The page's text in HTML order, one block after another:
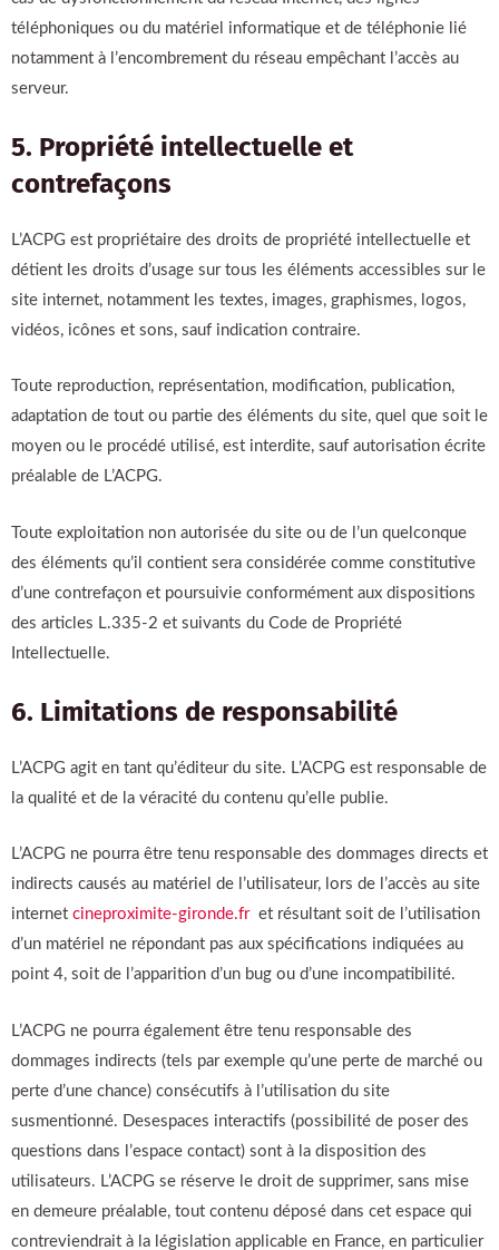
téléphoniques ou du matériel informatique et de téléphonie lié
notamment à l’encombrement du réseau empêchant l’accès au
serveur.
5. Propriété intellectuelle et
contrefaçons
L’ACPG est propriétaire des droits de propriété intellectuelle et
détient les droits d’usage sur tous les éléments accessibles sur le
site internet, notamment les textes, images, graphismes, logos,
vidéos, icônes et sons, sauf indication contraire.
Toute reproduction, représentation, modification, publication,
adaptation de tout ou partie des éléments du site, quel que soit le
moyen ou le procédé utilisé, est interdite, sauf autorisation écrite
préalable de L’ACPG.
Toute exploitation non autorisée du site ou de l’un quelconque
des éléments qu’il contient sera considérée comme constitutive
d’une contrefaçon et poursuivie conformément aux dispositions
des articles L.335-2 et suivants du Code de Propriété
Intellectuelle.
6. Limitations de responsabilité
L’ACPG agit en tant qu’éditeur du site. L’ACPG est responsable de
la qualité et de la véracité du contenu qu’elle publie.
L’ACPG ne pourra être tenu responsable des dommages directs et
indirects causés au matériel de l’utilisateur, lors de l’accès au site
internet cineproximite-gironde.fret résultant soit de l’utilisation
d’un matériel ne répondant pas aux spécifications indiquées au
point 4, soit de l’apparition d’un bug ou d’une incompatibilité.
L’ACPG ne pourra également être tenu responsable des
dommages indirects (tels par exemple qu’une perte de marché ou
perte d’une chance) consécutifs à l’utilisation du site
susmentionné. Desespaces interactifs (possibilité de poser des
questions dans l’espace contact) sont à la disposition des
utilisateurs. L’ACPG se réserve le droit de supprimer, sans mise
en demeure préalable, tout contenu déposé dans cet espace qui
contreviendrait à la législation applicable en France, en particulier